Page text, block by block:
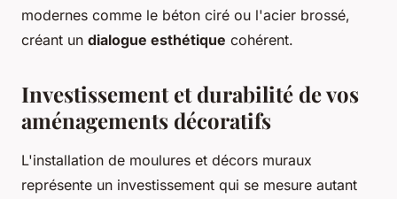
modernes comme le béton ciré ou l'acier brossé,
créant un dialogue esthétique cohérent.
Investissement et durabilité de vos
aménagements décoratifs
L'installation de moulures et décors muraux
représente un investissement qui se mesure autant